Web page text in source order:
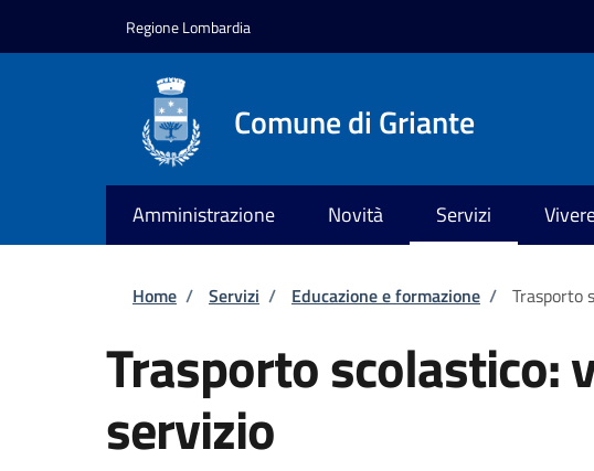
Regione Lombardia
Comune di Griante
Amministrazione Novità Servizi
Briciole di pane
Home / Servizi / Educazione e formazione / Trasporto
Trasporto scolastico:
servizio